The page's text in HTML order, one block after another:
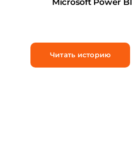
Читать историю